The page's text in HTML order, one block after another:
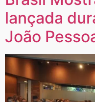
lançada
João